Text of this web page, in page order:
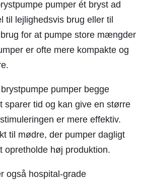
pumper ét bryst ad
til lejlighedsvis brug eller til
for at pumpe store mængder
er ofte mere kompakte og
pumper begge
sparer tid og kan give en større
er mere effektiv.
til mødre, der pumper dagligt
opretholde høj produktion.
også hospital-grade